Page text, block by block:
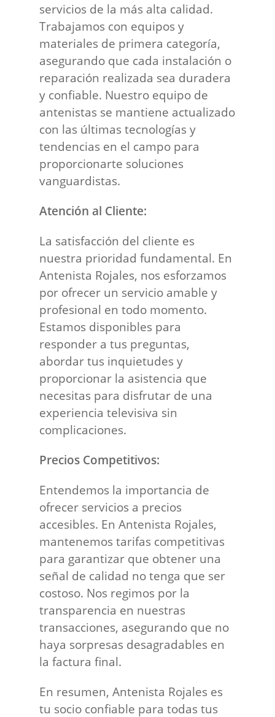
servicios de la más alta calidad.
Trabajamos con equipos y
materiales de primera categoría,
asegurando que cada instalación o
reparación realizada sea duradera
y confiable. Nuestro equipo de
antenistas se mantiene actualizado
con las últimas tecnologías y
tendencias en el campo para
proporcionarte soluciones
vanguardistas.
Atención al Cliente:
La satisfacción del cliente es
nuestra prioridad fundamental. En
Antenista Rojales, nos esforzamos
por ofrecer un servicio amable y
profesional en todo momento.
Estamos disponibles para
responder a tus preguntas,
abordar tus inquietudes y
proporcionar la asistencia que
necesitas para disfrutar de una
experiencia televisiva sin
complicaciones.
Precios Competitivos:
Entendemos la importancia de
ofrecer servicios a precios
accesibles. En Antenista Rojales,
mantenemos tarifas competitivas
para garantizar que obtener una
señal de calidad no tenga que ser
costoso. Nos regimos por la
transparencia en nuestras
transacciones, asegurando que no
haya sorpresas desagradables en
la factura final.
En resumen, Antenista Rojales es
tu socio confiable para todas tus